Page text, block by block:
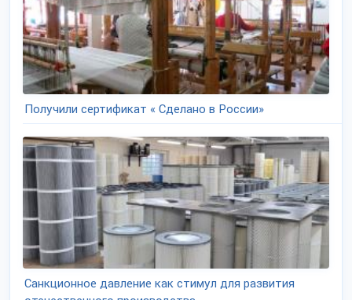
Получили сертификат « Сделано в России»
Санкционное давление как стимул для развития